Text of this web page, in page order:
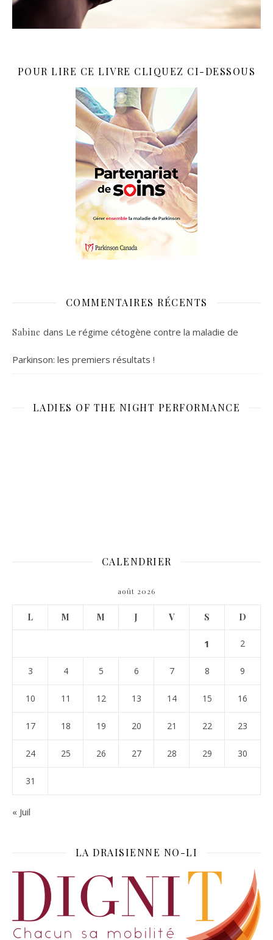
POUR LIRE CE LIVRE CLIQUEZ CI-DESSOUS
COMMENTAIRES RÉCENTS
Sabine dans Le régime cétogène contre la maladie de
Parkinson: les premiers résultats !
LADIES OF THE NIGHT PERFORMANCE
CALENDRIER
août 2026
L M M J V S D
1 2
3 4 5 6 7 8 9
10 11 12 13 14 15 16
17 18 19 20 21 22 23
24 25 26 27 28 29 30
31
« Juil
LA DRAISIENNE NO-LI